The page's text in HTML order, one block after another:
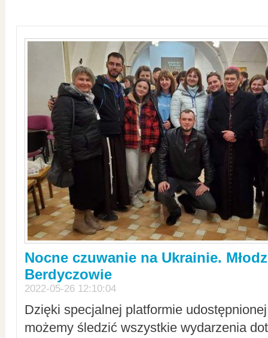
Nocne czuwanie na Ukrainie.
Berdyczowie
2022-05-26 12:10:04
Dzięki specjalnej platformie
możemy śledzić wszystkie wydarzenia